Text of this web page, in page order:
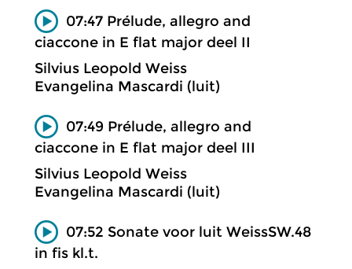
07:47 Prélude, allegro and
ciaccone in E flat major deel II
Silvius Leopold Weiss
Evangelina Mascardi (luit)
07:49 Prélude, allegro and
ciaccone in E flat major deel III
Silvius Leopold Weiss
Evangelina Mascardi (luit)
07:52 Sonate voor luit WeissSW.48
in fis kl.t.